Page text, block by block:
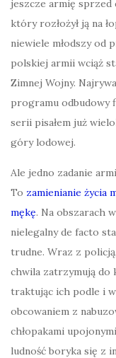
jeszcze armię sprzed
który rozłożył ją na
niewiele młodszy
polskiej armii wciąż
Zimnej Wojny.
programu odbudowy
serii pisałem już
góry lodowej.
Ale jedno zadanie
To zamienianie życia
mękę. Na obszarach
nielegalny de facto
trudne. Wraz z
chwila zatrzymują do
traktując ich podle i
obcowaniem z
chłopakami
ludność boryka się z